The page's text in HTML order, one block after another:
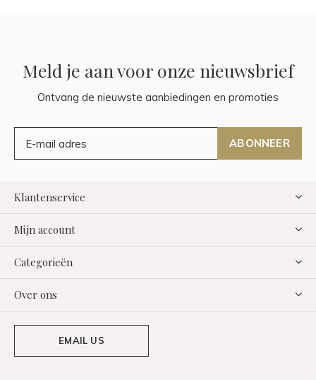
Meld je aan voor onze nieuwsbrief
Ontvang de nieuwste aanbiedingen en promoties
ABONNEER
Klantenservice
Mijn account
Categorieën
Over ons
EMAIL US